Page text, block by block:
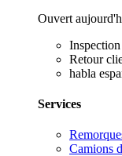
Ouvert
Retour
habla
Services
Camions